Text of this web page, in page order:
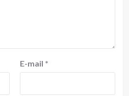
E-mail *